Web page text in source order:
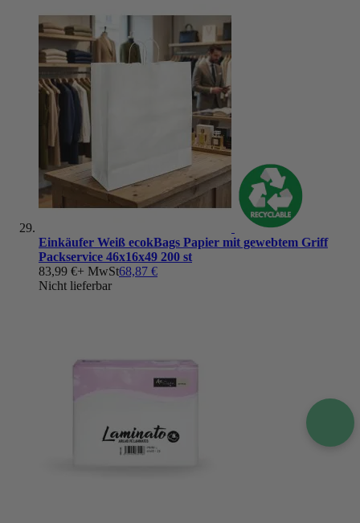
Einkäufer Weiß ecokBags Papier mit gewebtem Griff
Packservice 46x16x49 200 st
83,99 €+ MwSt68,87 €
Nicht lieferbar